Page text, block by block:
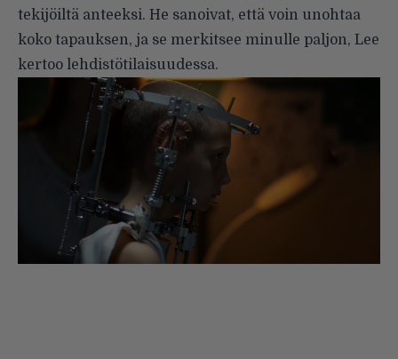
tekijöiltä anteeksi. He sanoivat, että voin unohtaa
koko tapauksen, ja se merkitsee minulle paljon, Lee
kertoo lehdistötilaisuudessa.